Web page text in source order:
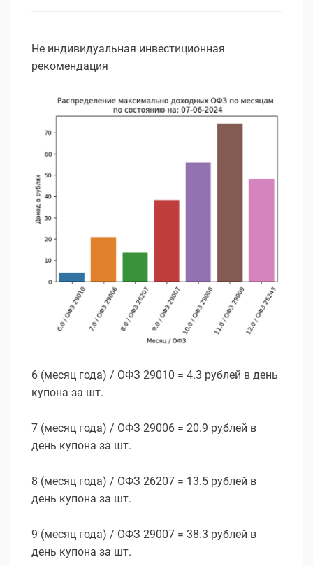
Не индивидуальная инвестиционная
рекомендация
6 (месяц года) / ОФЗ 29010 = 4.3 рублей в день
купона за шт.
7 (месяц года) / ОФЗ 29006 = 20.9 рублей в
день купона за шт.
8 (месяц года) / ОФЗ 26207 = 13.5 рублей в
день купона за шт.
9 (месяц года) / ОФЗ 29007 = 38.3 рублей в
день купона за шт.